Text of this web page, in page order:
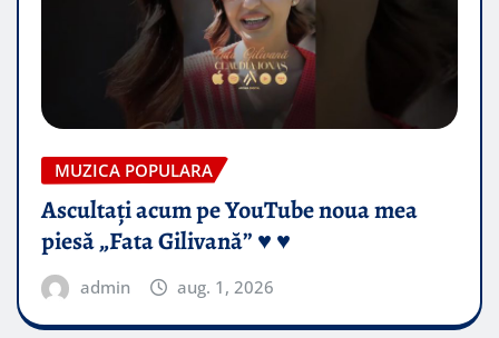
MUZICA POPULARA
Ascultați acum pe YouTube noua mea
piesă „Fata Gilivană” ♥️ ♥️
admin aug. 1, 2026